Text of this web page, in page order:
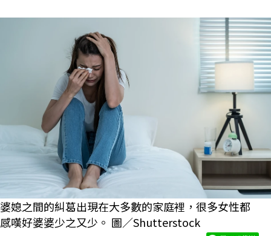
婆媳之間的糾葛出現在大多數的家庭裡，很多女性都
感嘆好婆婆少之又少。 圖／Shutterstock